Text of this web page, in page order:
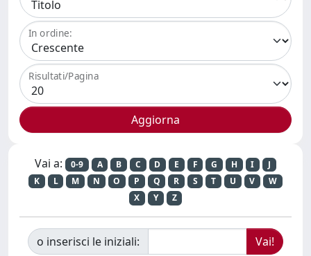
In ordine:
Risultati/Pagina
Vai a: 0-9 A B C D E F G H I
J
K
L M N O P Q R S T U V
W
X
Y Z
o inserisci le iniziali: